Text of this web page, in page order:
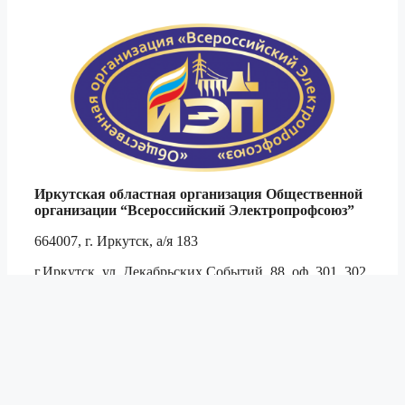
Иркутская областная организация Общественной
организации “Всероссийский Электропрофсоюз”
664007, г. Иркутск, а/я 183
г.Иркутск, ул. Декабрьских Событий, 88, оф. 301, 302